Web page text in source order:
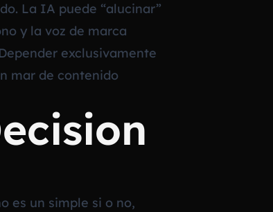
La IA puede “alucinar”
y la voz de marca
exclusivamente
mar de contenido
es un simple si o no,